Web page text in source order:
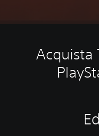
Acquista